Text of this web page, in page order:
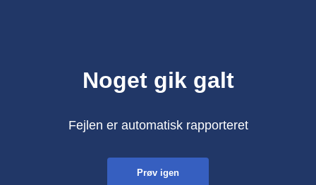
Noget gik galt
Fejlen er automatisk rapporteret
Prøv igen